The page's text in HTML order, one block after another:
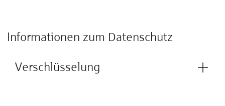
Informationen zum Datenschutz
Verschlüsselung